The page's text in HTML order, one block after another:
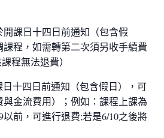
開課日十四日前通知（包含假
程，如需轉第二次須另收手續費
程無法退費）
十四日前通知（包含假日），可
金流費用）；例如：課程上課為
以前，可進行退費;若是6/10之後將